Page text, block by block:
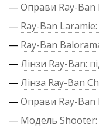
—Оправи Ray-Ban
— Ray-Ban
— Ray-Ban
—Лінзи Ray-Ban:
—Лінза Ray-Ban
—Оправи Ray-Ban
— Модель Shooter: